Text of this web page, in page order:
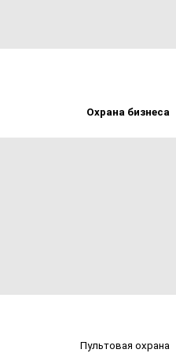
Охрана бизнеса
Пультовая охрана